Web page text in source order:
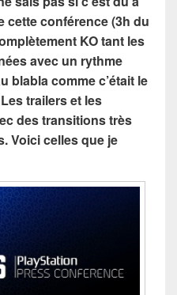
cette conférence (3h du
KO tant les
avec un rythme
blabla comme c’était le
trailers et les
des transitions très
Voici celles que je